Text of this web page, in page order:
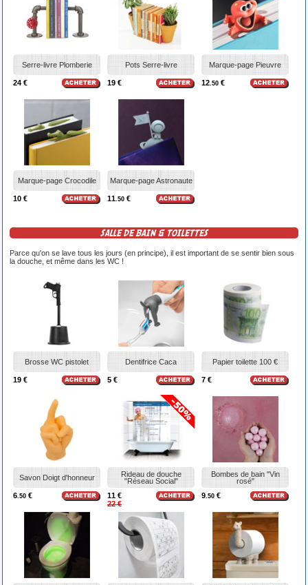
Serre-livre Plomberie
24 €
Pots Serre-livre
19 €
Marque-page Pieuvre
12.50 €
Marque-page Crocodile
10 €
Marque-page Astronaute
11.50 €
SALLE DE BAIN & TOILETTES
Parce qu'on se lave tous les jours (en principe), il est important de se sentir bien sous
la douche, et même dans les WC !
Brosse WC pistolet
19 €
Dentifrice Caca
5 €
Papier toilette 100 €
7 €
Savon Doigt d'honneur
6.50 €
Rideau de douche
"Réseau Social"
11 €
22 €
Bombes de bain "Vin
rosé"
9.50 €